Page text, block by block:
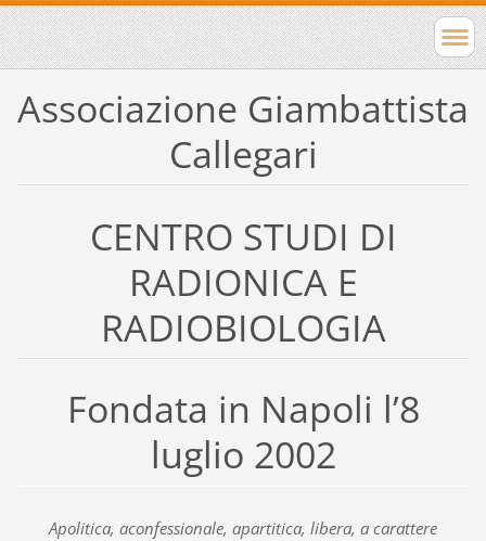
Associazione Giambattista
Callegari
CENTRO STUDI DI
RADIONICA E
RADIOBIOLOGIA
Fondata in Napoli l’8
luglio 2002
Apolitica, aconfessionale, apartitica, libera, a carattere